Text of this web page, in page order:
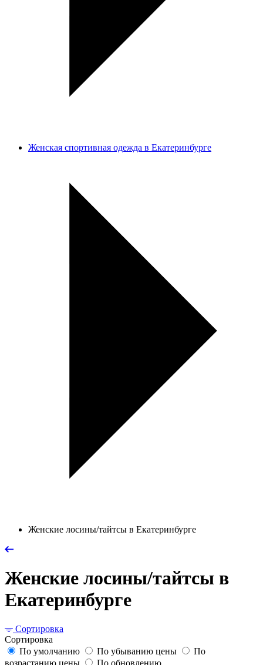
Женская спортивная одежда в Екатеринбурге
Женские лосины/тайтсы в Екатеринбурге
Женские лосины/тайтсы в
Екатеринбурге
Сортировка
Сортировка
По умолчанию
По убыванию цены
По
возрастанию цены
По обновлению